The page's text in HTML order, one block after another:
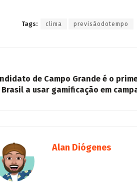
Tags: clima previsãodotempo
de Campo Grande é o
Brasil a usar gamificação em
Alan Diógenes